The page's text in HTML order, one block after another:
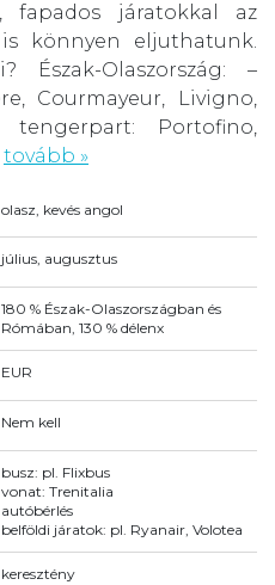
fapados járatokkal az
könnyen eljuthatunk.
Észak-Olaszország: –
Courmayeur, Livigno,
tengerpart: Portofino,
tovább »
olasz, kevés angol
július, augusztus
180 % Észak-Olaszországban és
Rómában, 130 % délenx
EUR
Nem kell
busz: pl. Flixbus
vonat: Trenitalia
autóbérlés
belföldi járatok: pl. Ryanair, Volotea
keresztény